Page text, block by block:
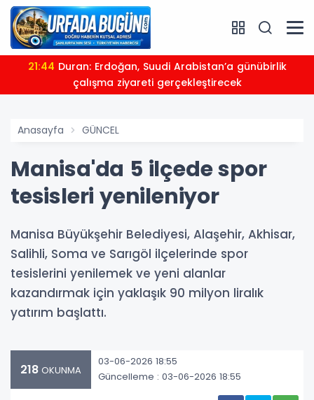
21:44
çalışma ziyareti gerçekleştirecek
Anasayfa GÜNCEL
Manisa'da 5 ilçede spor
tesisleri yenileniyor
Manisa Büyükşehir Belediyesi, Alaşehir, Akhisar,
Salihli, Soma ve Sarıgöl ilçelerinde spor
tesislerini yenilemek ve yeni alanlar
kazandırmak için yaklaşık 90 milyon liralık
yatırım başlattı.
218 OKUNMA
03-06-2026 18:55
Güncelleme : 03-06-2026 18:55